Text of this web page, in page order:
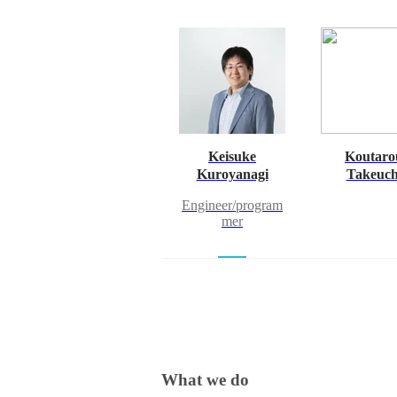
Keisuke
Kuroyanagi
Engineer/program
mer
What we do